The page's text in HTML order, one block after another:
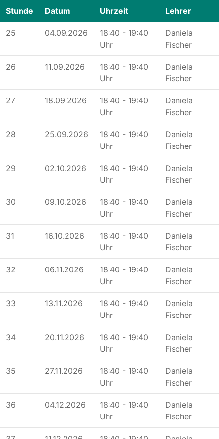
Stunde Datum Uhrzeit Lehrer
25 04.09.2026
18:40 - 19:40
Uhr
Daniela
Fischer
26 11.09.2026
18:40 - 19:40
Uhr
Daniela
Fischer
27 18.09.2026
18:40 - 19:40
Uhr
Daniela
Fischer
28 25.09.2026
18:40 - 19:40
Uhr
Daniela
Fischer
29 02.10.2026
18:40 - 19:40
Uhr
Daniela
Fischer
30 09.10.2026
18:40 - 19:40
Uhr
Daniela
Fischer
31 16.10.2026
18:40 - 19:40
Uhr
Daniela
Fischer
32 06.11.2026
18:40 - 19:40
Uhr
Daniela
Fischer
33 13.11.2026
18:40 - 19:40
Uhr
Daniela
Fischer
34 20.11.2026
18:40 - 19:40
Uhr
Daniela
Fischer
35 27.11.2026
18:40 - 19:40
Uhr
Daniela
Fischer
36 04.12.2026
18:40 - 19:40
Uhr
Daniela
Fischer